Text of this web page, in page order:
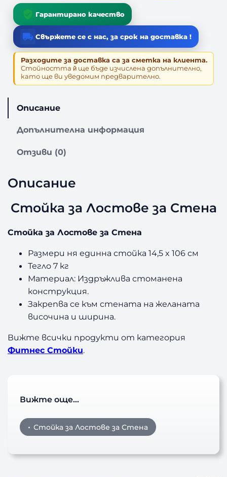
е
с
т
в
о
С
о
о
т
в
Гарантирано качество
Свържете се с нас, за срок на доставка !
Разходите за доставка са за сметка на клиента.
Стойността й̆ ще бъде изчислена допълнително,
като ще ви уведомим предварително.
Описание
Допълнителна информация
Отзиви (0)
Описание
Стойка за Лостове за Стена
Стойка за Лостове за Стена
Размери ня единна стойка 14,5 x 106 см
Тегло 7 кг
Материал: Издръжлива стоманена
конструкция.
Закрепва се към стената на желаната
височина и ширина.
Вижте всички продукти от категория
Фитнес Стойки.
Вижте още…
Стойка за Лостове за Стена